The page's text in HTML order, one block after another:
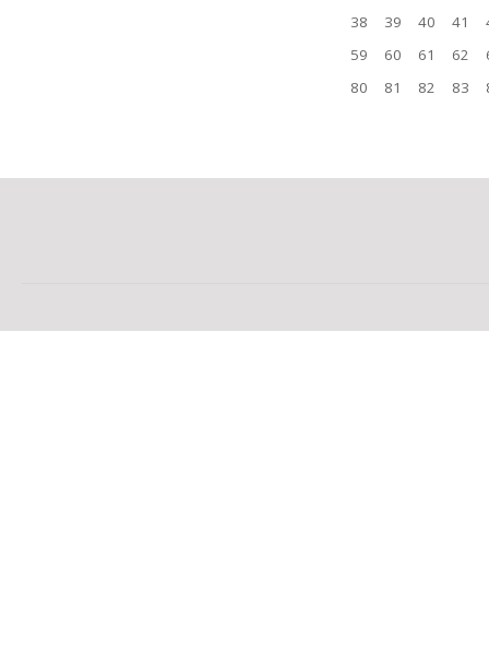
38
39 40 41
59
60 61 62
80
81 82 83